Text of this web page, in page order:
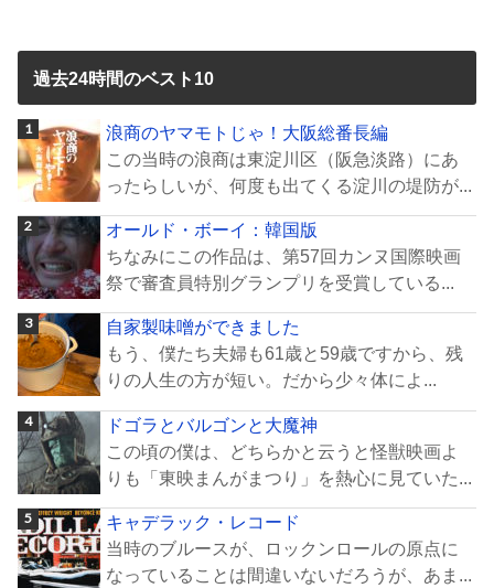
過去24時間のベスト10
浪商のヤマモトじゃ！大阪総番長編
この当時の浪商は東淀川区（阪急淡路）にあ
ったらしいが、何度も出てくる淀川の堤防が...
オールド・ボーイ：韓国版
ちなみにこの作品は、第57回カンヌ国際映画
祭で審査員特別グランプリを受賞している...
自家製味噌ができました
もう、僕たち夫婦も61歳と59歳ですから、残
りの人生の方が短い。だから少々体によ...
ドゴラとバルゴンと大魔神
この頃の僕は、どちらかと云うと怪獣映画よ
りも「東映まんがまつり」を熱心に見ていた...
キャデラック・レコード
当時のブルースが、ロックンロールの原点に
なっていることは間違いないだろうが、あま...